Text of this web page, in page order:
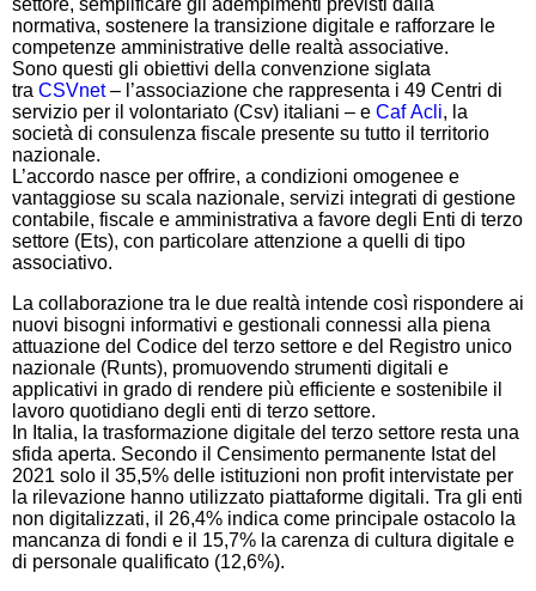
settore, semplificare gli adempimenti previsti dalla
normativa, sostenere la transizione digitale e rafforzare le
competenze amministrative delle realtà associative.
Sono questi gli obiettivi della convenzione siglata
tra CSVnet– l’associazione che rappresenta i 49 Centri di
servizio per il volontariato (Csv) italiani – e CafAcli, la
società di consulenza fiscale presente su tutto il territorio
nazionale.
L’accordo nasce per offrire, a condizioni omogenee e
vantaggiose su scala nazionale, servizi integrati di gestione
contabile, fiscale e amministrativa a favore degli Enti di terzo
settore (Ets), con particolare attenzione a quelli di tipo
associativo.
La collaborazione tra le due realtà intende così rispondere ai
nuovi bisogni informativi e gestionali connessi alla piena
attuazione del Codice del terzo settore e del Registro unico
nazionale (Runts), promuovendo strumenti digitali e
applicativi in grado di rendere più efficiente e sostenibile il
lavoro quotidiano degli enti di terzo settore.
In Italia, la trasformazione digitale del terzo settore resta una
sfida aperta. Secondo il Censimento permanente Istat del
2021 solo il 35,5% delle istituzioni non profit intervistate per
la rilevazione hanno utilizzato piattaforme digitali. Tra gli enti
non digitalizzati, il 26,4% indica come principale ostacolo la
mancanza di fondi e il 15,7% la carenza di cultura digitale e
di personale qualificato (12,6%).